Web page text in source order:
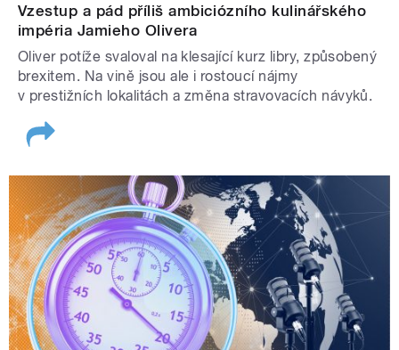
Vzestup a pád příliš ambiciózního kulinářského
impéria Jamieho Olivera
Oliver potíže svaloval na klesající kurz libry, způsobený
brexitem. Na vině jsou ale i rostoucí nájmy
v prestižních lokalitách a změna stravovacích návyků.